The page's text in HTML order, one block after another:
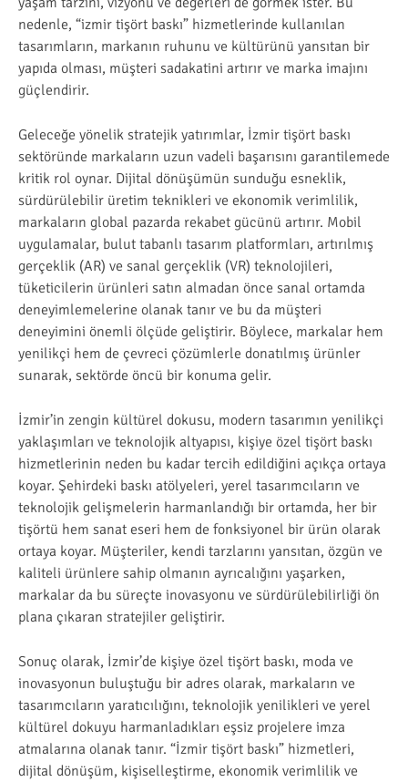
nedenle, “izmir tişört baskı” hizmetlerinde kullanılan
tasarımların, markanın ruhunu ve kültürünü yansıtan bir
yapıda olması, müşteri sadakatini artırır ve marka imajını
güçlendirir.
Geleceğe yönelik stratejik yatırımlar, İzmir tişört baskı
sektöründe markaların uzun vadeli başarısını garantilemede
kritik rol oynar. Dijital dönüşümün sunduğu esneklik,
sürdürülebilir üretim teknikleri ve ekonomik verimlilik,
markaların global pazarda rekabet gücünü artırır. Mobil
uygulamalar, bulut tabanlı tasarım platformları, artırılmış
gerçeklik (AR) ve sanal gerçeklik (VR) teknolojileri,
tüketicilerin ürünleri satın almadan önce sanal ortamda
deneyimlemelerine olanak tanır ve bu da müşteri
deneyimini önemli ölçüde geliştirir. Böylece, markalar hem
yenilikçi hem de çevreci çözümlerle donatılmış ürünler
sunarak, sektörde öncü bir konuma gelir.
İzmir’in zengin kültürel dokusu, modern tasarımın yenilikçi
yaklaşımları ve teknolojik altyapısı, kişiye özel tişört baskı
hizmetlerinin neden bu kadar tercih edildiğini açıkça ortaya
koyar. Şehirdeki baskı atölyeleri, yerel tasarımcıların ve
teknolojik gelişmelerin harmanlandığı bir ortamda, her bir
tişörtü hem sanat eseri hem de fonksiyonel bir ürün olarak
ortaya koyar. Müşteriler, kendi tarzlarını yansıtan, özgün ve
kaliteli ürünlere sahip olmanın ayrıcalığını yaşarken,
markalar da bu süreçte inovasyonu ve sürdürülebilirliği ön
plana çıkaran stratejiler geliştirir.
Sonuç olarak, İzmir’de kişiye özel tişört baskı, moda ve
inovasyonun buluştuğu bir adres olarak, markaların ve
tasarımcıların yaratıcılığını, teknolojik yenilikleri ve yerel
kültürel dokuyu harmanladıkları eşsiz projelere imza
atmalarına olanak tanır. “İzmir tişört baskı” hizmetleri,
dijital dönüşüm, kişiselleştirme, ekonomik verimlilik ve